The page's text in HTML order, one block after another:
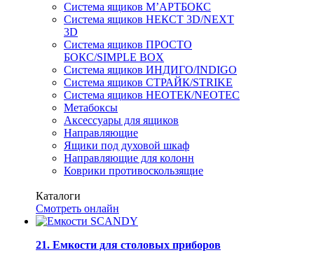
Система ящиков М’АРТБОКС
Система ящиков НЕКСТ 3D/NEXT
3D
Система ящиков ПРОСТО
БОКС/SIMPLE BOX
Система ящиков ИНДИГО/INDIGO
Система ящиков СТРАЙК/STRIKE
Система ящиков НЕОТЕК/NEOTEC
Метабоксы
Аксессуары для ящиков
Направляющие
Ящики под духовой шкаф
Направляющие для колонн
Коврики противоскользящие
Каталоги
Смотреть онлайн
21. Емкости для столовых приборов